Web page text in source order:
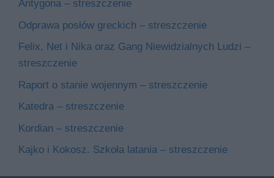
Antygona – streszczenie
Odprawa posłów greckich – streszczenie
Felix, Net i Nika oraz Gang Niewidzialnych Ludzi –
streszczenie
Raport o stanie wojennym – streszczenie
Katedra – streszczenie
Kordian – streszczenie
Kajko i Kokosz. Szkoła latania – streszczenie